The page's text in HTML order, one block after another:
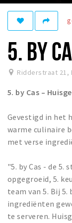
Winkels
Winkelgebieden
Musea, theaters
Uitjes &
Natuurgebieden
Baroniepoorten
Privacy
Inloggen
5. BY
Ridderstraat 21,
5. by Cas –
Gevestigd in het
warme culinaire
met verse
"5. by Cas - de 5.
opgegroeid, 5.
team van 5. Bij 5.
ingrediënten
te serveren.